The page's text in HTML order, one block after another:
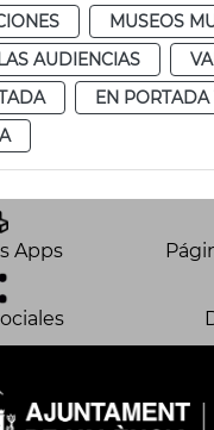
MUSEOS
AUDIENCIAS
EN PORTADA
Apps